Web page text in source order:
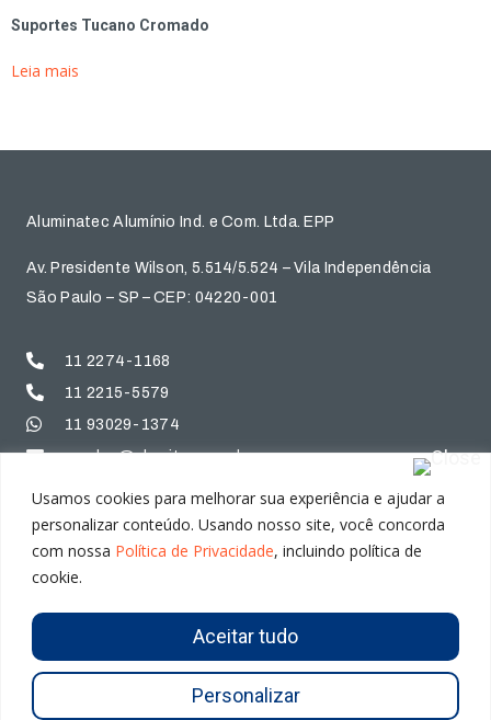
Usamos cookies para melhorar sua experiência e ajudar a
personalizar conteúdo. Usando nosso site, você concorda
com nossa Política de Privacidade, incluindo política de
cookie.
Personalizar
Aceitar tudo
Suportes Tucano Cromado
Leia mais
Aluminatec Alumínio Ind. e Com. Ltda. EPP
Av. Presidente Wilson, 5.514/5.524 – Vila Independência
São Paulo – SP – CEP: 04220-001
11 2274-1168
11 2215-5579
11 93029-1374
vendas@alumitec.com.br
Home
Sobre Nós
Mercados
Destaques
Trabalhe Conosco